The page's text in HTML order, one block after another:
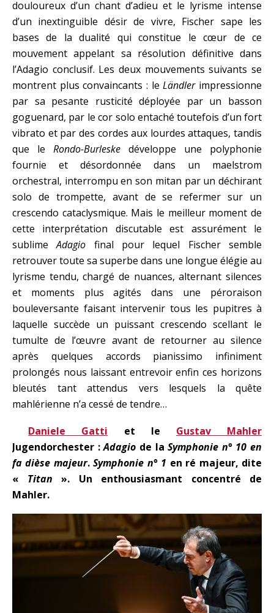
douloureux d’un chant d’adieu et le lyrisme intense
d’un inextinguible désir de vivre, Fischer sape les
bases de la dualité qui constitue le cœur de ce
mouvement appelant sa résolution définitive dans
l’Adagio conclusif. Les deux mouvements suivants se
montrent plus convaincants : leLändlerimpressionne
par sa pesante rusticité déployée par un basson
goguenard, par le cor solo entaché toutefois d’un fort
vibrato et par des cordes aux lourdes attaques, tandis
que le Rondo-Burleske développe une polyphonie
fournie et désordonnée dans un maelstrom
orchestral, interrompu en son mitan par un déchirant
solo de trompette, avant de se refermer sur un
crescendo cataclysmique. Mais le meilleur moment de
cette interprétation discutable est assurément le
sublimeAdagio final pour lequel Fischer semble
retrouver toute sa superbe dans une longue élégie au
lyrisme tendu, chargé de nuances, alternant silences
et moments plus agités dans une péroraison
bouleversante faisant intervenir tous les pupitres à
laquelle succède un puissant crescendo scellant le
tumulte de l’œuvre avant de retourner au silence
après quelques accords pianissimo infiniment
prolongés nous laissant entrevoir enfin ces horizons
bleutés tant attendus vers lesquels la quête
mahlérienne n’a cessé de tendre…
Daniele Gatti et le Gustav Mahler
Jugendorchester :Adagio de laSymphonie n° 10 en
fa dièse majeur.Symphonie n° 1 en ré majeur, dite
« Titan ». Un enthousiasmant concentré de
Mahler.